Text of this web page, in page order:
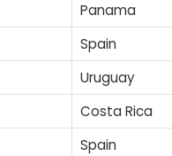
Panama
Spain
Uruguay
Costa Rica
Spain